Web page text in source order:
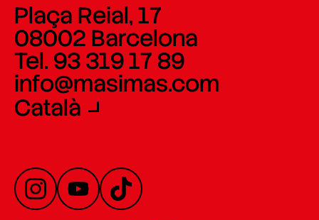
Plaça Reial, 17
08002 Barcelona
Tel. 93 319 17 89
info@masimas.com
Català